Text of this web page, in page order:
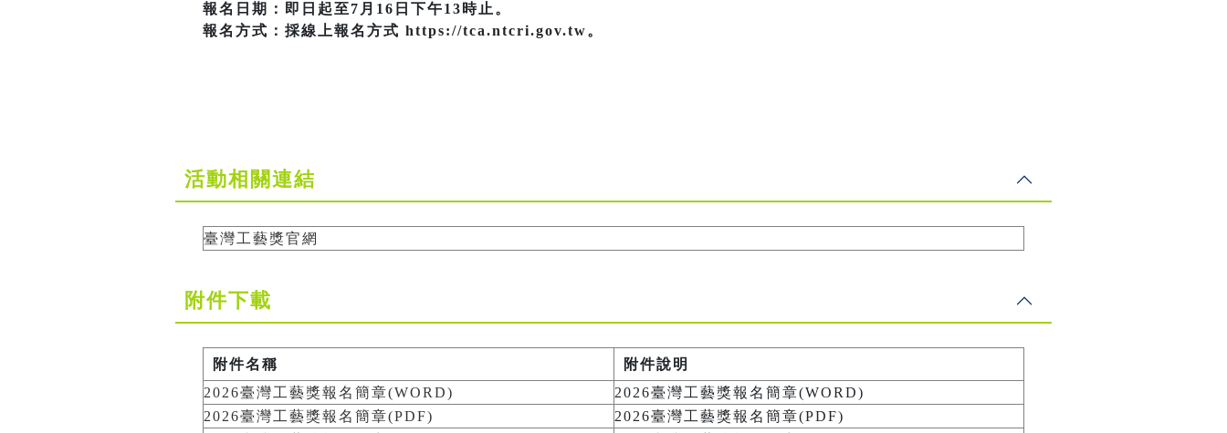
報名日期：即日起至7月16日下午13時止。
報名方式：採線上報名方式 https://tca.ntcri.gov.tw。
活動相關連結
臺灣工藝獎官網
附件下載
附件名稱
附件說明
2026臺灣工藝獎報名簡章(WORD)
2026臺灣工藝獎報名簡章(WORD)
2026臺灣工藝獎報名簡章(PDF)
2026臺灣工藝獎報名簡章(PDF)